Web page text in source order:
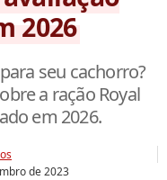
2026
seu cachorro?
a ração Royal
em 2026.
de 2023